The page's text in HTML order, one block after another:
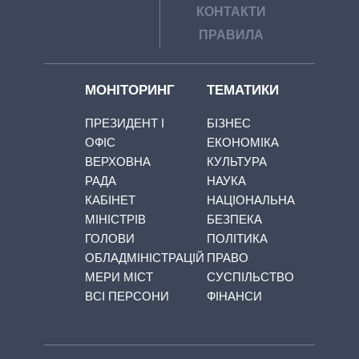
КОНТАКТИ
ПРАВИЛА
МОНІТОРИНГ
ПРЕЗИДЕНТ І
ОФІС
ВЕРХОВНА
РАДА
КАБІНЕТ
МІНІСТРІВ
ГОЛОВИ
ОБЛАДМІНІСТРАЦІЙ
МЕРИ МІСТ
ВСІ ПЕРСОНИ
ТЕМАТИКИ
БІЗНЕС
ЕКОНОМІКА
КУЛЬТУРА
НАУКА
НАЦІОНАЛЬНА
БЕЗПЕКА
ПОЛІТИКА
ПРАВО
СУСПІЛЬСТВО
ФІНАНСИ